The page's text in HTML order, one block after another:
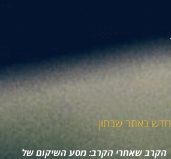
חדש באתר שבתון
הקרב שאחרי הקרב: מסע השיקום של